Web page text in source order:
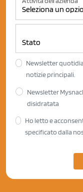
Newsletter
notizie principali.
Newsletter
disidratata
Ho letto e
specificato dalla